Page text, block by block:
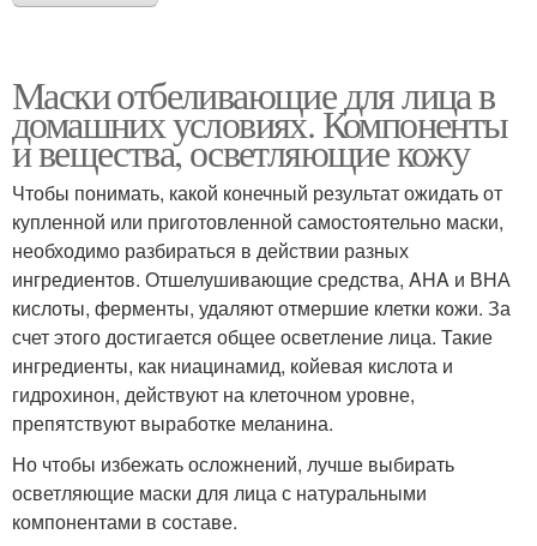
Маски отбеливающие для лица в
домашних условиях. Компоненты
и вещества, осветляющие кожу
Чтобы понимать, какой конечный результат ожидать от
купленной или приготовленной самостоятельно маски,
необходимо разбираться в действии разных
ингредиентов. Отшелушивающие средства, AHA и ВНА
кислоты, ферменты, удаляют отмершие клетки кожи. За
счет этого достигается общее осветление лица. Такие
ингредиенты, как ниацинамид, койевая кислота и
гидрохинон, действуют на клеточном уровне,
препятствуют выработке меланина.
Но чтобы избежать осложнений, лучше выбирать
осветляющие маски для лица с натуральными
компонентами в составе.